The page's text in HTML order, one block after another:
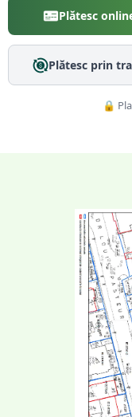
Plătesc
Plătesc prin
🔒